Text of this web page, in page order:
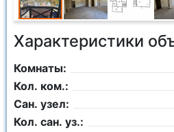
Характеристики
Комнаты:
Кол. ком.:
Сан. узел:
Кол. сан. уз.: